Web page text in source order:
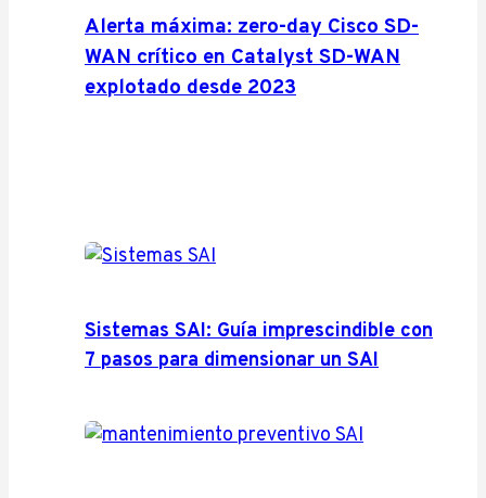
Alerta máxima: zero-day Cisco SD-
WAN crítico en Catalyst SD-WAN
explotado desde 2023
Sistemas SAI: Guía imprescindible con
7 pasos para dimensionar un SAI